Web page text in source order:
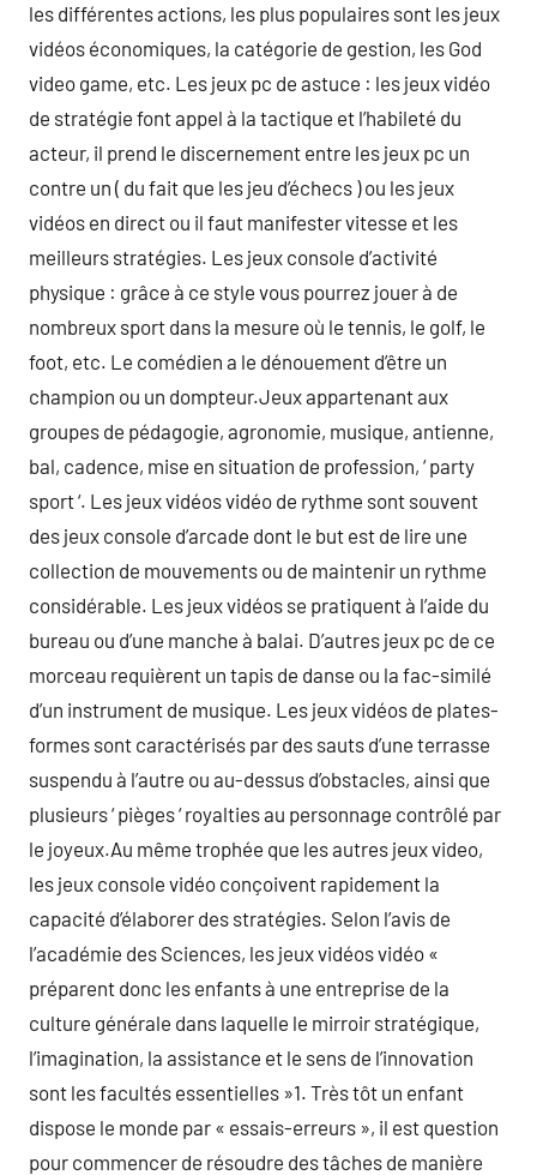
les différentes actions, les plus populaires sont les jeux
vidéos économiques, la catégorie de gestion, les God
video game, etc. Les jeux pc de astuce : les jeux vidéo
de stratégie font appel à la tactique et l’habileté du
acteur, il prend le discernement entre les jeux pc un
contre un ( du fait que les jeu d’échecs ) ou les jeux
vidéos en direct ou il faut manifester vitesse et les
meilleurs stratégies. Les jeux console d’activité
physique : grâce à ce style vous pourrez jouer à de
nombreux sport dans la mesure où le tennis, le golf, le
foot, etc. Le comédien a le dénouement d’être un
champion ou un dompteur.Jeux appartenant aux
groupes de pédagogie, agronomie, musique, antienne,
bal, cadence, mise en situation de profession, ‘ party
sport ‘. Les jeux vidéos vidéo de rythme sont souvent
des jeux console d’arcade dont le but est de lire une
collection de mouvements ou de maintenir un rythme
considérable. Les jeux vidéos se pratiquent à l’aide du
bureau ou d’une manche à balai. D’autres jeux pc de ce
morceau requièrent un tapis de danse ou la fac-similé
d’un instrument de musique. Les jeux vidéos de plates-
formes sont caractérisés par des sauts d’une terrasse
suspendu à l’autre ou au-dessus d’obstacles, ainsi que
plusieurs ‘ pièges ‘ royalties au personnage contrôlé par
le joyeux.Au même trophée que les autres jeux video,
les jeux console vidéo conçoivent rapidement la
capacité d’élaborer des stratégies. Selon l’avis de
l’académie des Sciences, les jeux vidéos vidéo «
préparent donc les enfants à une entreprise de la
culture générale dans laquelle le mirroir stratégique,
l’imagination, la assistance et le sens de l’innovation
sont les facultés essentielles »1. Très tôt un enfant
dispose le monde par « essais-erreurs », il est question
pour commencer de résoudre des tâches de manière